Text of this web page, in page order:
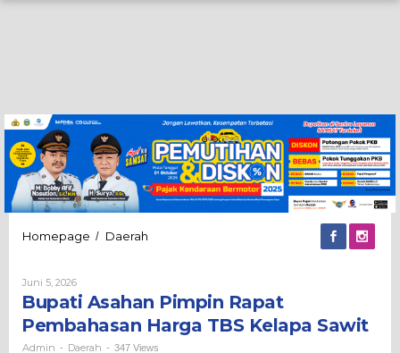
Homepage / Daerah
Pembahasan
TBS
Kelapa
Juni 5, 2026Oleh
Admin
Bupati Asahan Pimpin Rapat
Pembahasan Harga TBS Kelapa Sawit
Admin - Daerah - 347 Views